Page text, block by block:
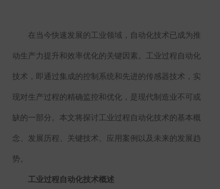
在当今快速发展的工业领域，自动化技术已成为推
动生产力提升和效率优化的关键因素。工业过程自动化
技术，即通过集成的控制系统和先进的传感器技术，实
现对生产过程的精确监控和优化，是现代制造业不可或
缺的一部分。本文将探讨工业过程自动化技术的基本概
念、发展历程、关键技术、应用案例以及未来的发展趋
势。
工业过程自动化技术概述